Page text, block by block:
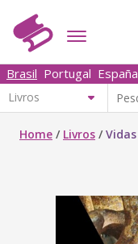
Brasil Portugal España
Home / Livros /Vidas